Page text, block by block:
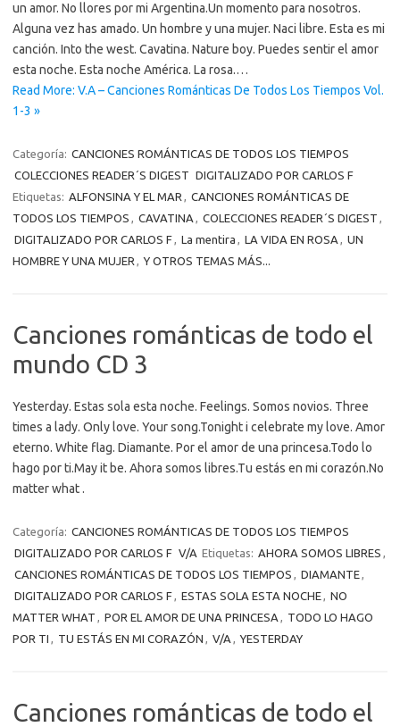
un amor. No llores por mi Argentina.Un momento para nosotros.
Alguna vez has amado. Un hombre y una mujer. Naci libre. Esta es mi
canción. Into the west. Cavatina. Nature boy. Puedes sentir el amor
esta noche. Esta noche América. La rosa.…
Read More: V.A – Canciones Románticas De Todos Los Tiempos Vol.
1-3 »
Categoría: CANCIONES ROMÁNTICAS DE TODOS LOS TIEMPOS
COLECCIONES READER´S DIGEST DIGITALIZADO POR CARLOS F
Etiquetas: ALFONSINA Y EL MAR , CANCIONES ROMÁNTICAS DE
TODOS LOS TIEMPOS , CAVATINA , COLECCIONES READER´S DIGEST ,
DIGITALIZADO POR CARLOS F, La mentira , LA VIDA EN ROSA , UN
HOMBRE Y UNA MUJER , Y OTROS TEMAS MÁS...
Canciones románticas de todo el
mundo CD 3
Yesterday. Estas sola esta noche. Feelings. Somos novios. Three
times a lady. Only love. Your song.Tonight i celebrate my love. Amor
eterno. White flag. Diamante. Por el amor de una princesa.Todo lo
hago por ti.May it be. Ahora somos libres.Tu estás en mi corazón.No
matter what .
Categoría: CANCIONES ROMÁNTICAS DE TODOS LOS TIEMPOS
DIGITALIZADO POR CARLOS F V/A Etiquetas: AHORA SOMOS LIBRES ,
CANCIONES ROMÁNTICAS DE TODOS LOS TIEMPOS , DIAMANTE,
DIGITALIZADO POR CARLOS F, ESTAS SOLA ESTA NOCHE, NO
MATTER WHAT , POR EL AMOR DE UNA PRINCESA , TODO LO HAGO
POR TI , TU ESTÁS EN MI CORAZÓN , V/A , YESTERDAY
Canciones románticas de todo el